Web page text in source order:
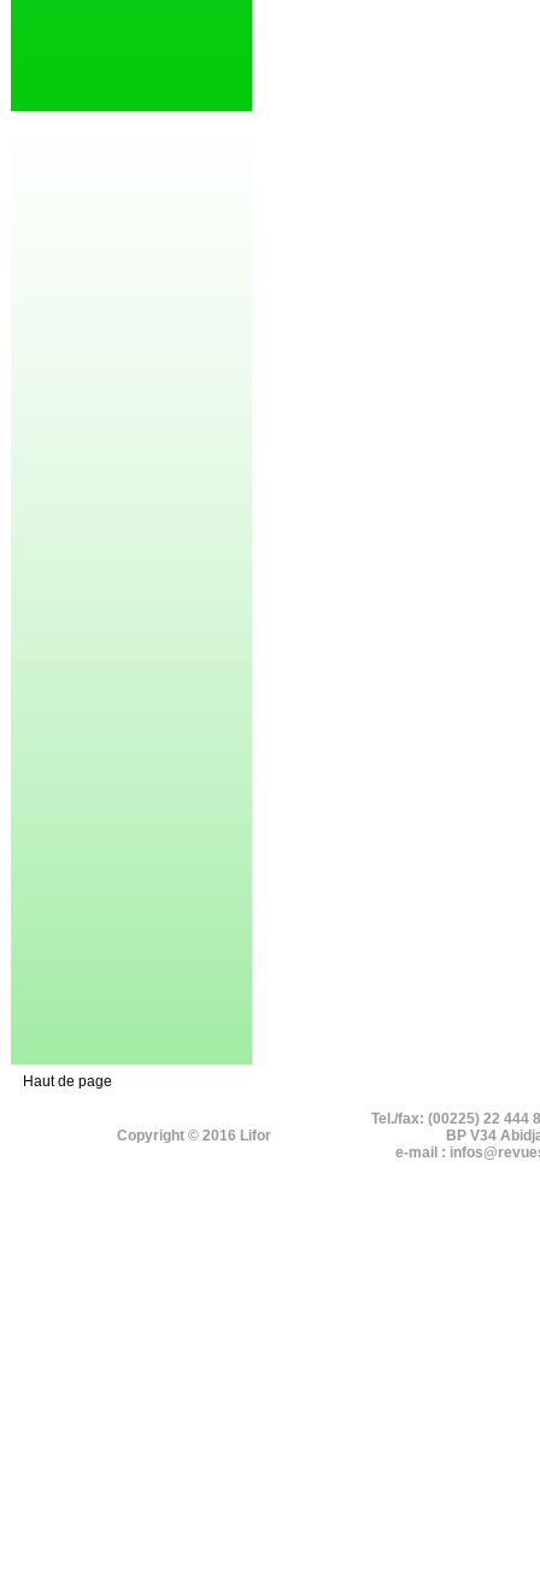
Haut de page
Copyright © 2016 Lifor
Tel./fax: (00225) 22 444
BP V34
e-mail :